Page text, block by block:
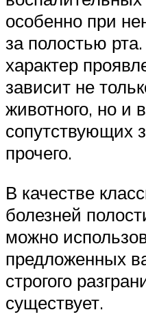
особенно при
за полостью
характер
зависит не
животного, но и
сопутствующих
прочего.
В качестве
болезней
можно
предложенных
строгого
существует.